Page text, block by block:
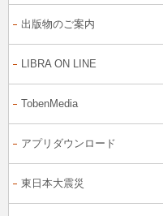
出版物のご案内
LIBRA ON LINE
TobenMedia
アプリダウンロード
東日本大震災